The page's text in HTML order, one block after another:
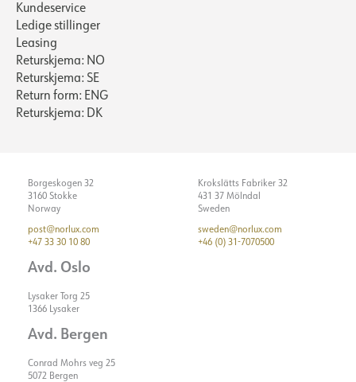
Kundeservice
Ledige stillinger
Leasing
Returskjema: NO
Returskjema: SE
Return form: ENG
Returskjema: DK
Borgeskogen 32
3160 Stokke
Norway
post@norlux.com
+47 33 30 10 80
Avd. Oslo
Lysaker Torg 25
1366 Lysaker
Avd. Bergen
Conrad Mohrs veg 25
5072 Bergen
Krokslätts Fabriker 32
431 37 Mölndal
Sweden
sweden@norlux.com
+46 (0) 31-7070500